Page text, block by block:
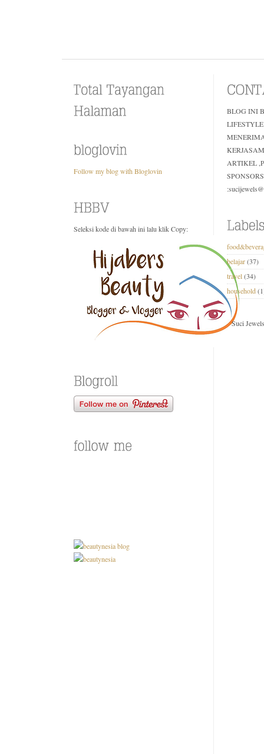
Follow my blog with Bloglovin
Seleksi kode di bawah ini lalu klik Copy:
BLOG INI
ARTIKEL
belajar(37)
travel(34)
household
Suci